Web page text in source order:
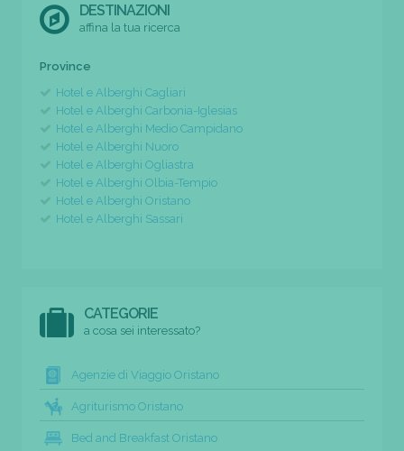
DESTINAZIONI
affina la tua ricerca
Province
Hotel e Alberghi Cagliari
Hotel e Alberghi Carbonia-Iglesias
Hotel e Alberghi Medio Campidano
Hotel e Alberghi Nuoro
Hotel e Alberghi Ogliastra
Hotel e Alberghi Olbia-Tempio
Hotel e Alberghi Oristano
Hotel e Alberghi Sassari
CATEGORIE
a cosa sei interessato?
Agenzie di Viaggio Oristano
Agriturismo Oristano
Bed and Breakfast Oristano